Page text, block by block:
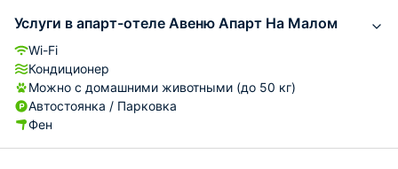
Услуги в апарт-отеле Авеню Апарт На Малом
Wi-Fi
Кондиционер
Можно с домашними животными (до 50 кг)
Автостоянка / Парковка
Фен